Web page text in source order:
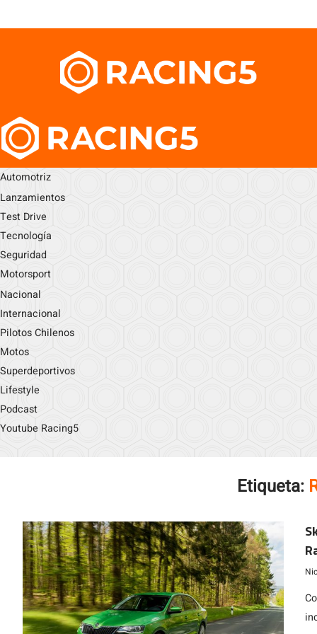
Automotriz
Lanzamientos
Test Drive
Tecnología
Seguridad
Motorsport
Nacional
Internacional
Pilotos Chilenos
Motos
Superdeportivos
Lifestyle
Podcast
Youtube Racing5
Etiqueta: